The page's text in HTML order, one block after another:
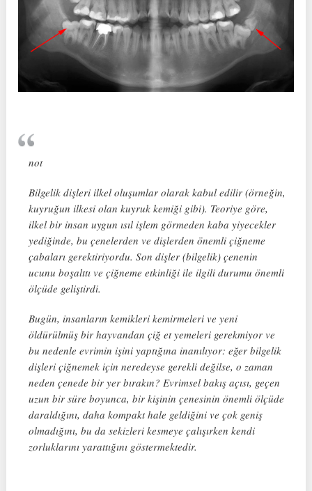
not
Bilgelik dişleri ilkel oluşumlar olarak kabul edilir (örneğin,
kuyruğun ilkesi olan kuyruk kemiği gibi). Teoriye göre,
ilkel bir insan uygun ısıl işlem görmeden kaba yiyecekler
yediğinde, bu çenelerden ve dişlerden önemli çiğneme
çabaları gerektiriyordu. Son dişler (bilgelik) çenenin
ucunu boşalttı ve çiğneme etkinliği ile ilgili durumu önemli
ölçüde geliştirdi.
Bugün, insanların kemikleri kemirmeleri ve yeni
öldürülmüş bir hayvandan çiğ et yemeleri gerekmiyor ve
bu nedenle evrimin işini yaptığına inanılıyor: eğer bilgelik
dişleri çiğnemek için neredeyse gerekli değilse, o zaman
neden çenede bir yer bırakın? Evrimsel bakış açısı, geçen
uzun bir süre boyunca, bir kişinin çenesinin önemli ölçüde
daraldığını, daha kompakt hale geldiğini ve çok geniş
olmadığını, bu da sekizleri kesmeye çalışırken kendi
zorluklarını yarattığını göstermektedir.